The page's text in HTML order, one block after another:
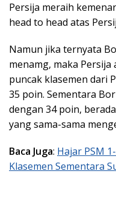
Persija meraih
head to head atas
Namun jika ternyata
menamg, maka
puncak klasemen dari
35 poin. Sementara
dengan 34 poin,
yang sama-sama
Baca Juga: Hajar PSM
Klasemen Sementara